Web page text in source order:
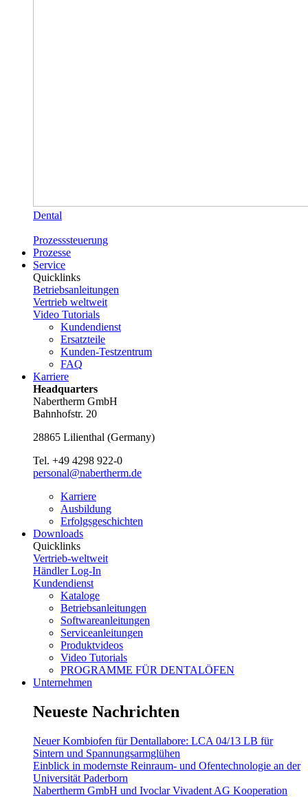
Dental
Prozesssteuerung
Prozesse
Service
Quicklinks
Betriebsanleitungen
Vertrieb weltweit
Video Tutorials
Kundendienst
Ersatzteile
Kunden-Testzentrum
FAQ
Karriere
Headquarters
Nabertherm GmbH
Bahnhofstr. 20
28865 Lilienthal (Germany)
Tel. +49 4298 922-0
personal@nabertherm.de
Karriere
Ausbildung
Erfolgsgeschichten
Downloads
Quicklinks
Vertrieb-weltweit
Händler Log-In
Kundendienst
Kataloge
Betriebsanleitungen
Softwareanleitungen
Serviceanleitungen
Produktvideos
Video Tutorials
PROGRAMME FÜR DENTALÖFEN
Unternehmen
Neueste Nachrichten
Neuer Kombiofen für Dentallabore: LCA 04/13 LB für
Sintern und Spannungsarmglühen
Einblick in modernste Reinraum- und Ofentechnologie an der
Universität Paderborn
Nabertherm GmbH und Ivoclar Vivadent AG Kooperation